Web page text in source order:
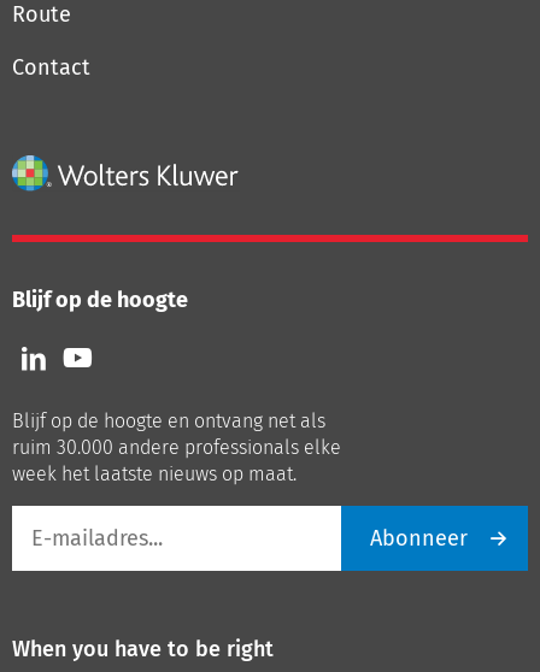
Route
Contact
Blijf op de hoogte
Volg
ons
LinkedIn
Volg
ons
Youtube
Blijf op de hoogte en ontvang net als
ruim 30.000 andere professionals elke
week het laatste nieuws op maat.
mailadres
Abonneer
When you have to be right